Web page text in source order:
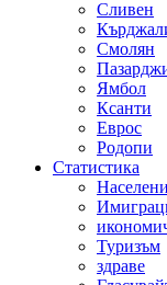
Сливен
Смолян
Ямбол
Ксанти
Еврос
Родопи
Статистика
Туризъм
здраве